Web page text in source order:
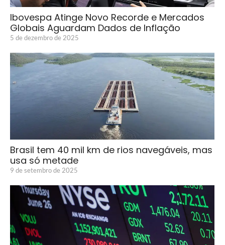
Ibovespa Atinge Novo Recorde e Mercados
Globais Aguardam Dados de Inflação
5 de dezembro de 2025
Brasil tem 40 mil km de rios navegáveis, mas
usa só metade
9 de setembro de 2025